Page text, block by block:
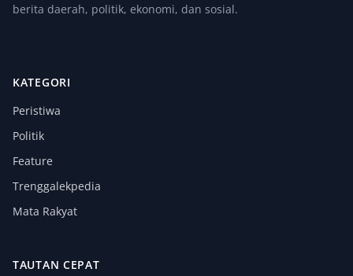
berita daerah, politik, ekonomi, dan sosial.
KATEGORI
Peristiwa
Politik
Feature
Trenggalekpedia
Mata Rakyat
TAUTAN CEPAT